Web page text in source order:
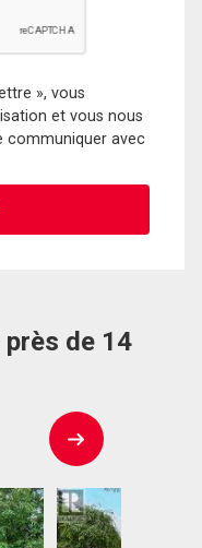
», vous
et vous nous
communiquer avec
de 14